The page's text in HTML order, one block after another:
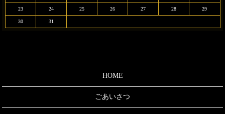
23 24 25 26 27 28 29
30 31
HOME
ごあいさつ